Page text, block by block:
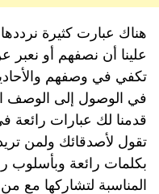
هناك عبارت كثيرة
علينا أن نصفهم أو نعبر
تكفي في وصفهم
في الوصول إلى الوصف
قدمنا لك عبارات رائعة
تقول لأصدقائك ولمن
بكلمات رائعة وبأسلوب
المناسبة لتشاركها مع